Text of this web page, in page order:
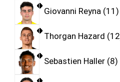
Giovanni Reyna 11
Thorgan Hazard 12
Sebastien Haller 8